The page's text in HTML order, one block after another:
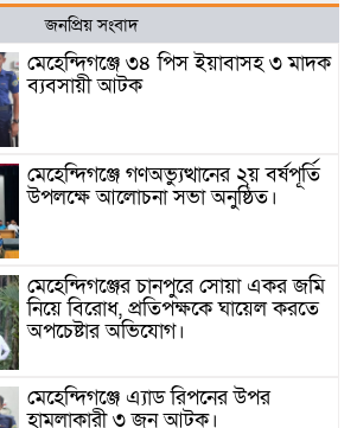
জনপ্রিয় সংবাদ
মেহেন্দিগঞ্জে ৩৪ পিস ইয়াবাসহ ৩ মাদক
ব্যবসায়ী আটক
মেহেন্দিগঞ্জে গণঅভ্যুত্থানের ২য় বর্ষপূর্তি
উপলক্ষে আলোচনা সভা অনুষ্ঠিত।
মেহেন্দিগঞ্জের চানপুরে সোয়া একর জমি
নিয়ে বিরোধ, প্রতিপক্ষকে ঘায়েল করতে
অপচেষ্টার অভিযোগ।
মেহেন্দিগঞ্জে এ্যাড রিপনের উপর
হামলাকারী ৩ জন আটক।